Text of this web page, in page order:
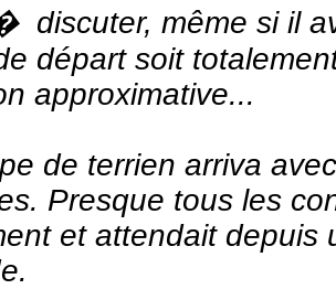
discuter, même si il
départ soit
approximative...
de terrien arriva
Presque tous les
et attendait depuis